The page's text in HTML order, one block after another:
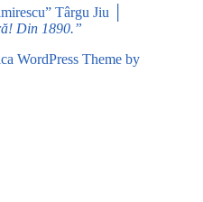
Târgu Jiu │
Din 1890.”
WordPress Theme by